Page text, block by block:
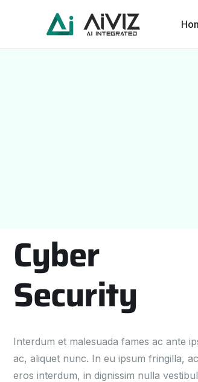
Cyber
Security
Interdum et malesuada fames ac ante
ac, aliquet nunc. In eu ipsum fringilla,
eros interdum, in dignissim nulla